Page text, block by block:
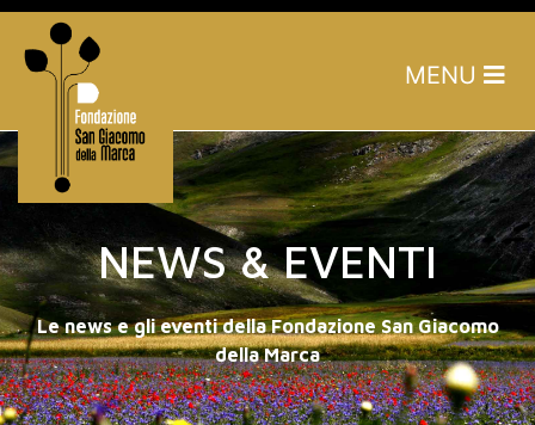
MENU
NEWS & EVENTI
Le news e gli eventi della Fondazione San Giacomo
della Marca